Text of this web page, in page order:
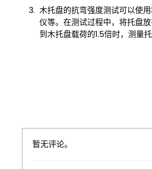
木托盘的抗弯强度测试可以使
仪等。在测试过程中，将托盘
到木托盘载荷的1.5倍时，测量
暂无评论。